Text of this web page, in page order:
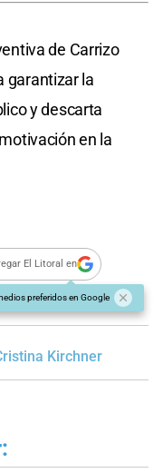
de Carrizo
garantizar la
y descarta
en la
El Litoral en
preferidos en Google
Kirchner